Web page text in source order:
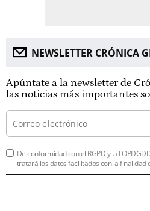
NEWSLETTER CRÓNICA
Apúntate a la newsletter de
las noticias más importantes
De conformidad con el RGPD y la
tratará los datos facilitados con la finalidad